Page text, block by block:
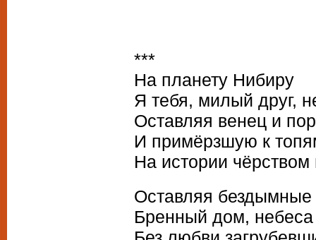
***
На планету Нибиру
Я тебя, милый друг,
Оставляя венец и
И примёрзшую к
На истории чёрством
Оставляя бездымные
Бренный дом,